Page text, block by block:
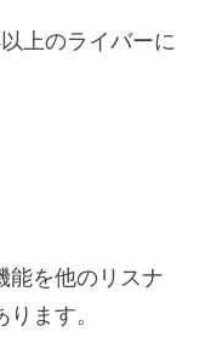
上のライバーに
能を他のリスナ
ます。